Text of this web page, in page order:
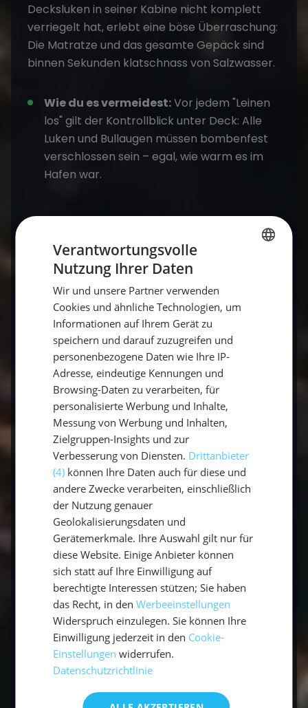
Decksluken in seiner Kabine nicht komplett
verriegelt hat, erlebt eine böse Überraschung:
Die Matratze und das gesamte Gepäck sind
binnen Sekunden klatschnass von Salzwasser.
Wie du es vermeidest:Vor jedem "Leinen
los" gilt der Kontrollblick unter Deck: Alle
Luken und Bullaugen müssen bombenfest
verschlossen sein – egal, wie warm es im
Hafen war.
Die meisten Fehler passieren nicht aus böser
Absicht, sondern schlicht aus Unwissenheit.
Wenn man die Grundregeln des Bordlebens
erst mal verinnerlicht hat, ist es gar nicht
schwer, eineverstopfte Toilette & leere
Batterie vermeidenzu können.
Das Geniale beisailwithus: Auf unseren Törns
musst du kein Technik-Genie sein. Unsere
erfahrenen Skipper erklären der Crew beim
Check-in alles ganz entspannt, geben euch
die besten Kniffe an die Hand und passen auf
die Yacht auf. So könnt ihr euch voll und ganz
auf das konzentrieren, was wirklich zählt:
Sommer eures Lebens.
default
Verantwortungsvolle
Nutzung Ihrer Daten
Wir und unsere Partner verwenden
Cookies und ähnliche Technologien, um
Informationen auf Ihrem Gerät zu
speichern und darauf zuzugreifen und
personenbezogene Daten wie Ihre IP-
Adresse, eindeutige Kennungen und
Browsing-Daten zu verarbeiten, für
personalisierte Werbung und Inhalte,
Messung von Werbung und Inhalten,
Zielgruppen-Insights und zur
Verbesserung von Diensten. Drittanbieter
(4) können Ihre Daten auch für diese und
andere Zwecke verarbeiten, einschließlich
der Nutzung genauer
Geolokalisierungsdaten und
Gerätemerkmale. Ihre Auswahl gilt nur für
diese Website. Einige Anbieter können
sich statt auf Ihre Einwilligung auf
berechtigte Interessen stützen; Sie haben
das Recht, in denWerbeeinstellungen
Widerspruch einzulegen. Sie können Ihre
Einwilligung jederzeit in den Cookie-
Einstellungen widerrufen.
Datenschutzrichtlinie